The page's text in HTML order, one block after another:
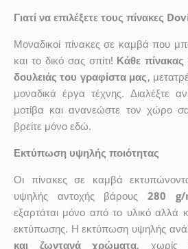
Γιατί να επιλέξετε τους πίνακες
Μοναδικοί πίνακες σε καμβά που
και το δικό σας σπίτι! Κάθε πίνακας
δουλειάς του γραφίστα μας,
μοναδικά έργα τέχνης. Διαλέξτε
μοτίβα και ανανεώστε τον χώρο
βρείτε μόνο εδώ.
Εκτύπωση υψηλής ποιότητας
Οι πίνακες σε καμβά
υψηλής αντοχής βάρους280 g/
εξαρτάται μόνο από το υλικό αλλά
εκτύπωσης. Η εκτύπωση υψηλής
και ζωντανά χρώματα, χωρίς